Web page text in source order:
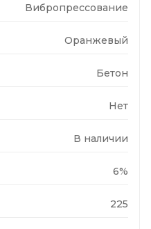
Вибропрессование
Оранжевый
Бетон
Нет
В наличии
6%
225